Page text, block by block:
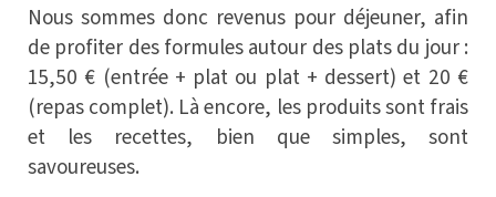
Nous sommes donc revenus pour déjeuner, afin
de profiter des formules autour des plats du jour :
15,50 € (entrée + plat ou plat + dessert) et 20 €
(repas complet). Là encore, les produits sont frais
et les recettes, bien que simples, sont
savoureuses.